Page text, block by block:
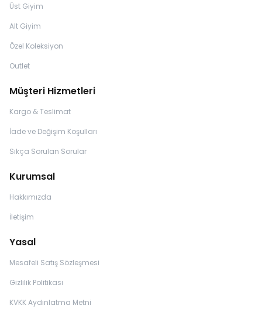
Üst Giyim
Alt Giyim
Özel Koleksiyon
Outlet
Müşteri Hizmetleri
Kargo & Teslimat
İade ve Değişim Koşulları
Sıkça Sorulan Sorular
Kurumsal
Hakkımızda
İletişim
Yasal
Mesafeli Satış Sözleşmesi
Gizlilik Politikası
KVKK Aydınlatma Metni